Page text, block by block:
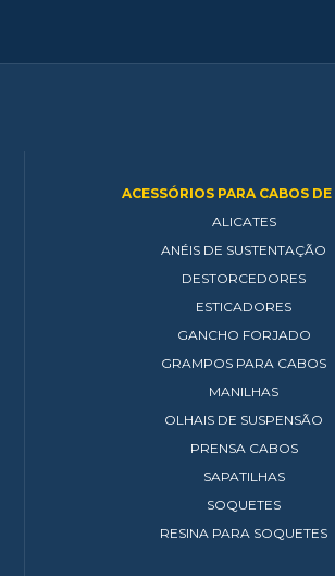
ACESSÓRIOS PARA CABOS DE
ALICATES
ANÉIS DE SUSTENTAÇÃO
DESTORCEDORES
ESTICADORES
GANCHO FORJADO
GRAMPOS PARA CABOS
MANILHAS
OLHAIS DE SUSPENSÃO
PRENSA CABOS
SAPATILHAS
SOQUETES
RESINA PARA SOQUETES